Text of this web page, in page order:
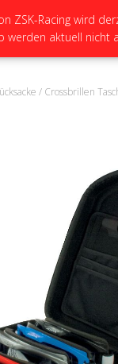
/ Crossbrillen
ZSK-Racing wird
werden aktuell nicht